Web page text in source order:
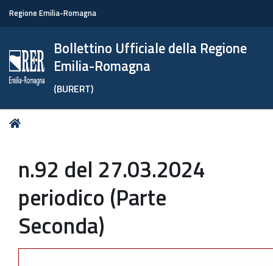
Regione Emilia-Romagna
Bollettino Ufficiale della Regione
Emilia-Romagna
(BURERT)
Tu
n.92 del 27.03.2024
periodico (Parte
Seconda)